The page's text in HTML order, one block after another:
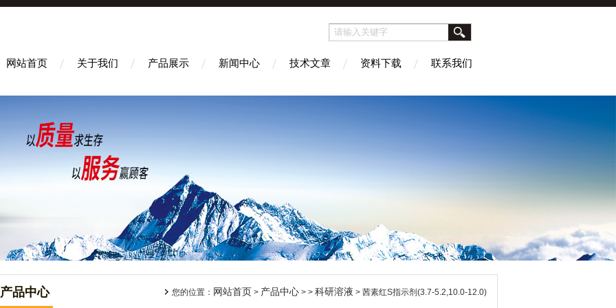
网站首页 关于我们 产品展示 新闻中心 技术文章 资料下载 联系我们
产品中心 您的位置： 网站首页 > 产品中心 > > 科研溶液 > 茜素红S指示剂(3.7-5.2,10.0-12.0)